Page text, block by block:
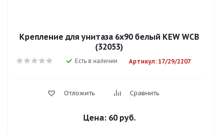
Крепление для унитаза 6х90 белый KEW WCB
(32053)
Есть в наличии Артикул: 17/29/2207
Отложить Сравнить
Цена: 60 руб.